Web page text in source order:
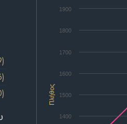
Πλήθος
1400
1500
1600
1700
1800
1900